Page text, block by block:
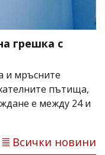
грешка с
и мръсните
пътища,
е между 24 и
Всички новини